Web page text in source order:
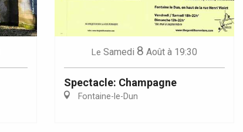
Le Samedi 8 Août à 19:30
Spectacle: Champagne
Fontaine-le-Dun